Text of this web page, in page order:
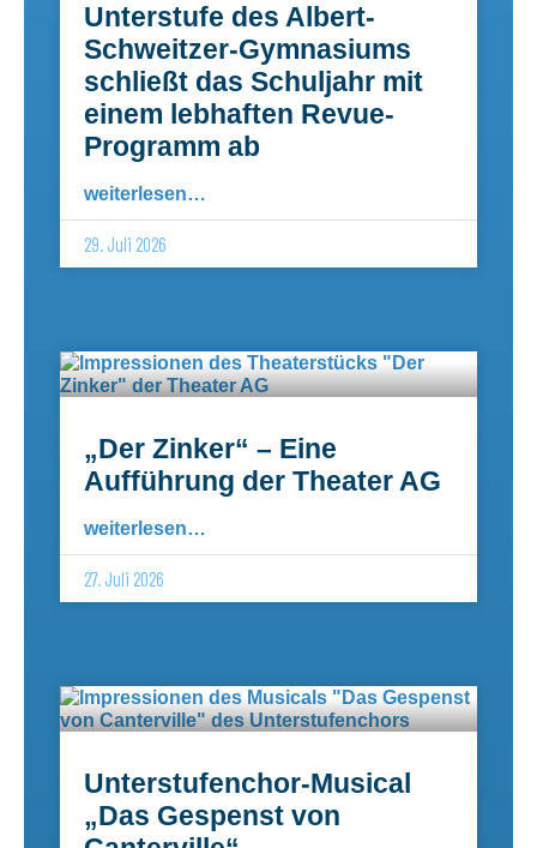
Unterstufe des Albert-
Schweitzer-Gymnasiums
schließt das Schuljahr mit
einem lebhaften Revue-
Programm ab
weiterlesen…
29. Juli 2026
„Der Zinker“ – Eine
Aufführung der Theater AG
weiterlesen…
27. Juli 2026
Unterstufenchor-Musical
„Das Gespenst von